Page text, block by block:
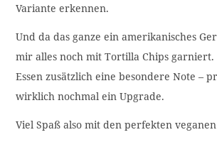
Variante erkennen.
Und da das ganze ein amerikanisches
mir alles noch mit Tortilla Chips garniert.
Essen zusätzlich eine besondere Note –
wirklich nochmal ein Upgrade.
Viel Spaß also mit den perfekten